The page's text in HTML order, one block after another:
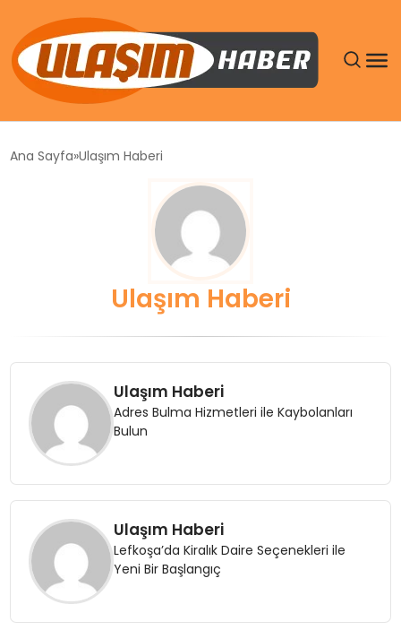
TEKNOLOJI
SAĞLIK
Ana Sayfa Ulaşım Haberi
Ulaşım Haberi
Ulaşım Haberi
Adres Bulma Hizmetleri ile Kaybolanları
Bulun
Ulaşım Haberi
Lefkoşa’da Kiralık Daire Seçenekleri ile
Yeni Bir Başlangıç